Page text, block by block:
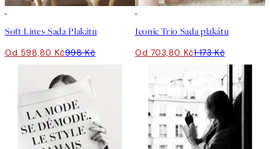
Soft Lines Sada Plakátů
Od 598,80 Kč998 Kč
Iconic Trio Sada plakátů
Od 703,80 Kč1 173 Kč